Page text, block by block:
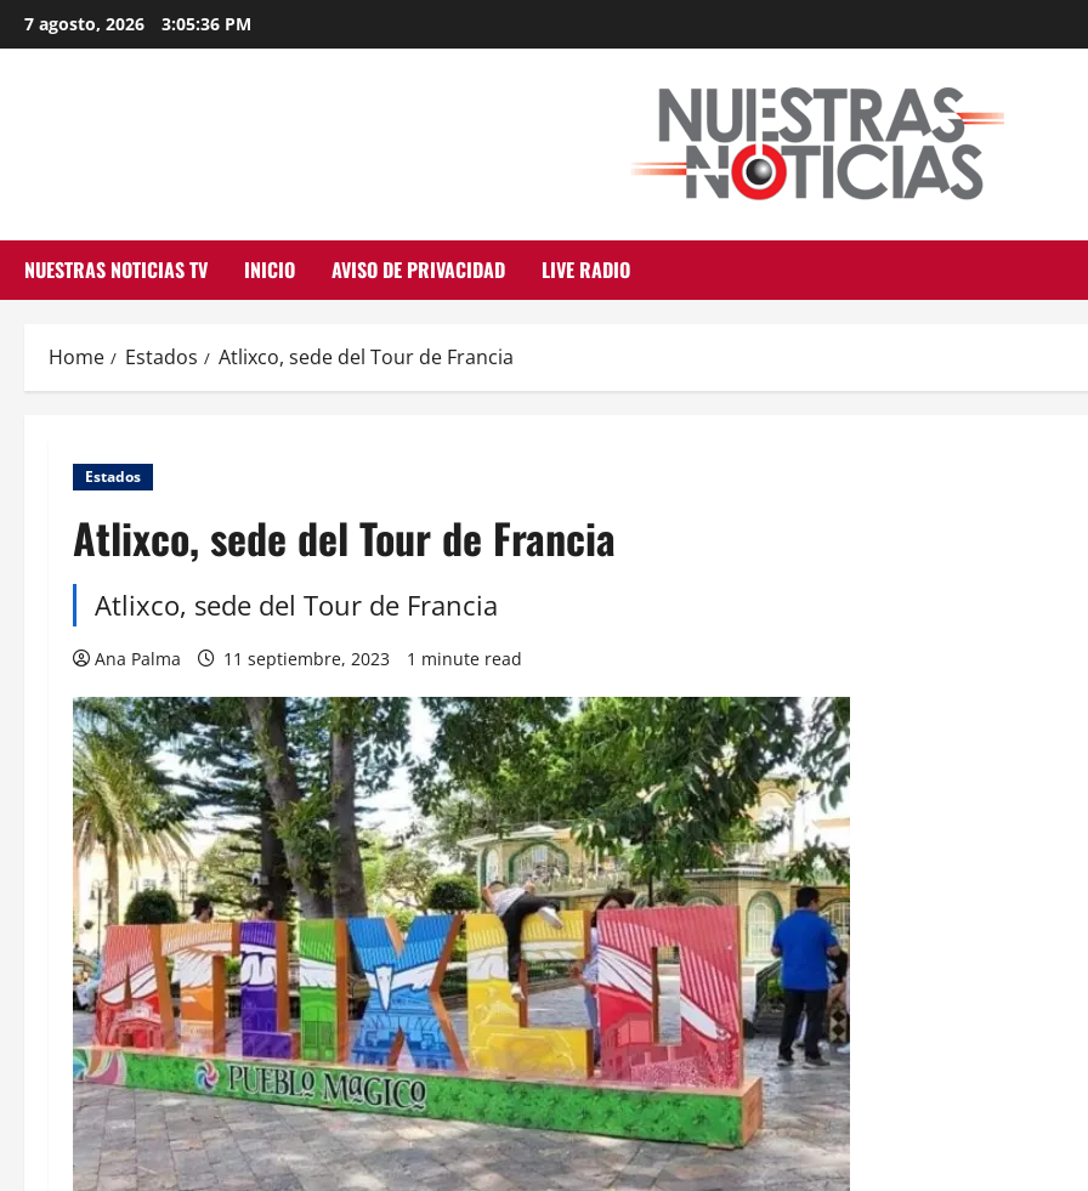
Skip
to
7 agosto, 2026 3:05:37 PM
NUESTRAS NOTICIAS TV INICIO AVISO DE PRIVACIDAD LIVE RADIO
Home Estados Atlixco, sede del Tour de Francia
Estados
Atlixco, sede del Tour de Francia
Atlixco, sede del Tour de Francia
Ana Palma 11 septiembre, 2023 1 minute read